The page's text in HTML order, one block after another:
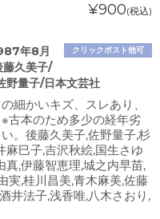
¥900(税込)
クリックポスト他可
年8月
久美子/
野量子/日本文芸社
細かいキズ、スレあり、
古本のため多少の経年劣
。後藤久美子,佐野量子,杉
麻巳子,吉沢秋絵,国生さゆ
真,伊藤智恵理,城之内早苗,
実,桂川昌美,青木麻美,佐藤
井法子,浅香唯,八木さおり,